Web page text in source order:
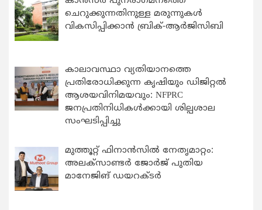
ചെറുക്കുന്നതിനുള്ള മരുന്നുകള്‍
വികസിപ്പിക്കാന്‍ ബ്രിക്-ആര്‍ജിസിബി
കാലാവസ്ഥാ വ്യതിയാനത്തെ
പ്രതിരോധിക്കുന്ന കൃഷിയും ഡിജിറ്റൽ
ആശയവിനിമയവും: NFPRC
ജനപ്രതിനിധികൾക്കായി ശില്പശാല
സംഘടിപ്പിച്ചു
മുത്തൂറ്റ് ഫിനാൻസിൽ നേതൃമാറ്റം:
അലക്സാണ്ടർ ജോർജ് പുതിയ
മാനേജിങ് ഡയറക്ടർ